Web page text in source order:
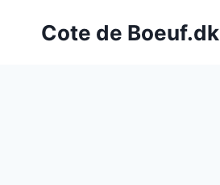
Cote de Boeuf.dk